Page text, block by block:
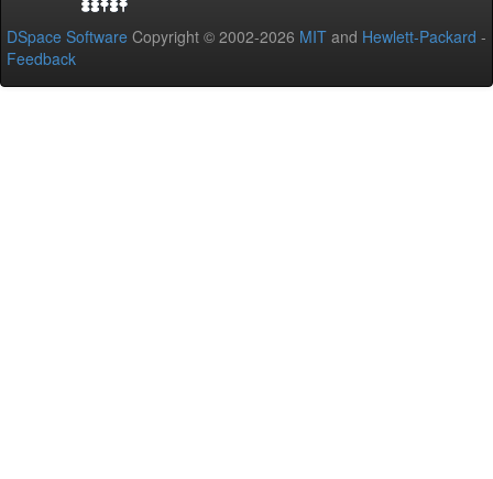
DSpace Software Copyright © 2002-2026 MIT and Hewlett-Packard -
Feedback